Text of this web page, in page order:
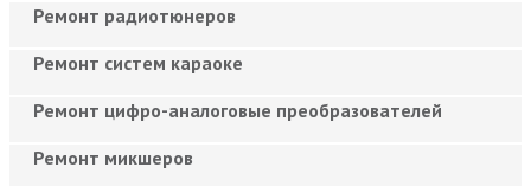
Ремонт радиотюнеров
Ремонт систем караоке
Ремонт цифро-аналоговые преобразователей
Ремонт микшеров